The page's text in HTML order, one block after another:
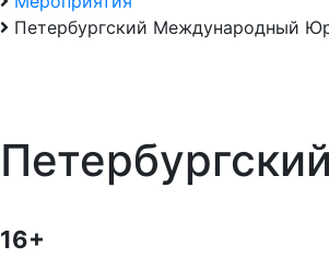
Петербургский Международный
16+